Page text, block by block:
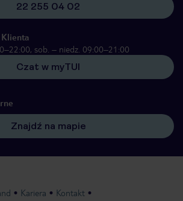
22 255 04 02
Klienta
sob. – niedz. 09:00–21:00
Czat w myTUI
Znajdź na mapie
Kariera
Kontakt